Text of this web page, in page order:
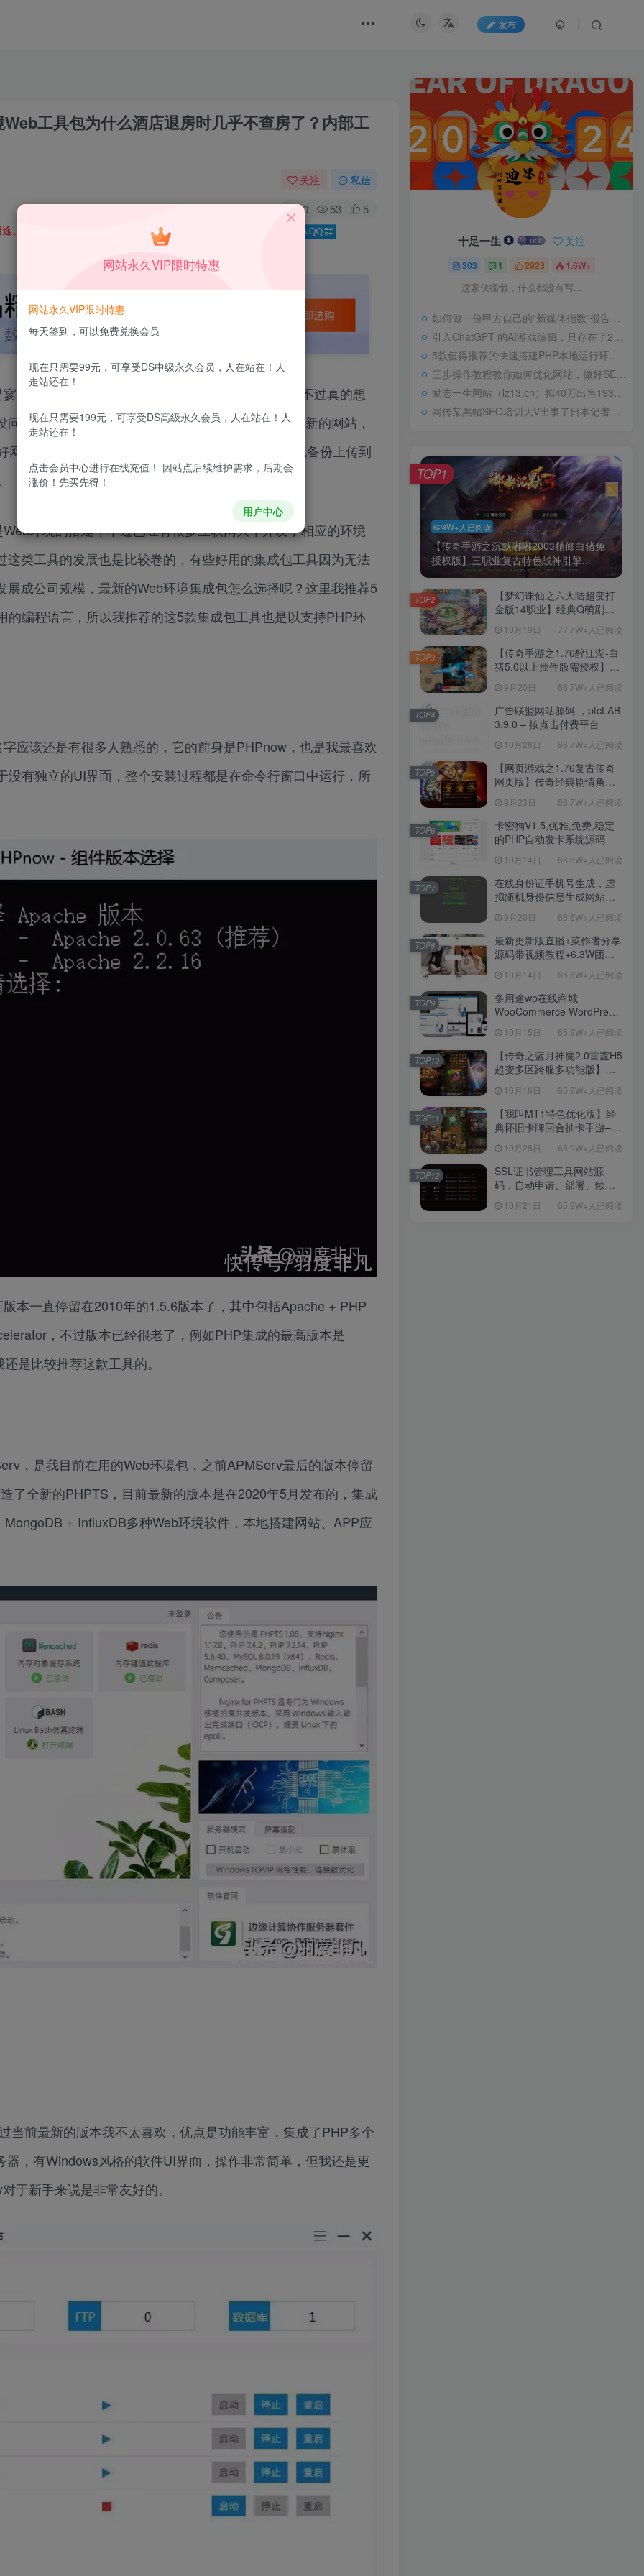
发布
工具包为什么酒店退房时几乎不查房了？内部工
关注 私信
0 53 5
。如有侵权、不妥之处，请第一时间联系我们删除！
寥无几，毕竟云服务器和虚拟主机的价格都在涨，不过真的想
题，而且即便是已经会建网站的话，想要上线一个新的网站，
站程序，然后填充一定的内容以后，再将网站打包备份上传到
环境的搭建，不过已经有很多互联网大牛开发了相应的环境
类工具的发展也是比较卷的，有些好用的集成包工具因为无法
成公司规模，最新的Web环境集成包怎么选择呢？这里我推荐5
编程语言，所以我推荐的这5款集成包工具也是以支持PHP环
应该还是有很多人熟悉的，它的前身是PHPnow，也是我最喜欢
有独立的UI界面，整个安装过程都是在命令行窗口中运行，所
本一直停留在2010年的1.5.6版本了，其中包括Apache + PHP
，不过版本已经很老了，例如PHP集成的最高版本是
是比较推荐这款工具的。
，是我目前在用的Web环境包，之前APMServ最后的版本停留
了全新的PHPTS，目前最新的版本是在2020年5月发布的，集成
+ InfluxDB多种Web环境软件，本地搭建网站、APP应
当前最新的版本我不太喜欢，优点是功能丰富，集成了PHP多个
，有Windows风格的软件UI界面，操作非常简单，但我还是更
于新手来说是非常友好的。
十足一生 关注
303 1 2923 1.6W+
这家伙很懒，什么都没有写...
如何做一份甲方自己的“新媒体指数”报告？试试“3-10模型”又一领土回归中国版图，面积4.7平方千米，五处竖界碑宣告主权
引入ChatGPT 的AI游戏编辑，只存在了24小时高中“0分”试卷火了，阅卷老师气得直跳脚，美术老师却谄媚一笑
5款值得推荐的快速搭建PHP本地运行环境Web工具包天下第一淫棍，设计玷污60位女艺人被判入狱29年，仍飞扬跋扈
三步操作教程教你如何优化网站，做好SEO优化
励志一生网站（lz13.cn）拟40万出售1934年，林徽因在耀州城门外，罕见留影，依旧容颜美丽，身姿轻盈
网传某黑帽SEO培训大V出事了日本记者：北方四岛属于哪国？中方的巧妙回答令对方如芒刺背
624W+人已阅读
【传奇手游之沉默嘟嘟2003精修白猪免
授权版】三职业复古特色战神引擎...
TOP1
【梦幻诛仙之六大陆超变打
金版14职业】经典Q萌剧情
Linux服务端源码视频架设教
程-新版多功能GM网页后台
工具-安卓苹果IOS双端版
本！
10月19日 77.7W+人已阅读
TOP2
【传奇手游之1.76醉江湖-白
猪5.0以上插件版需授权】三
手游-Win服务端源码视频架
设教程-新版GM多功能网页
授权物品后台-九层妖塔-法宠
系统-历练殿堂-尸家重地-GM
直冲网页后台-安卓苹果IOS
双端版本！
9月20日 66.7W+人已阅读
TOP3
广告联盟网站源码 ，ptcLAB
3.9.0 – 按点击付费平台
10月28日 66.7W+人已阅读
TOP4
【网页游戏之1.76复古传奇
网页版】传奇经典剧情角色
Win服务端源码视频架设教
程！
9月23日 66.7W+人已阅读
TOP5
卡密狗V1.5,优雅,免费,稳定
的PHP自动发卡系统源码
10月14日 66.6W+人已阅读
TOP6
在线身份证手机号生成，虚
拟随机身份信息生成网站源
9月20日 66.6W+人已阅读
TOP7
最新更新版直播+菜作者分享
源码带视频教程+6.3W团购
【源码+教程】
10月14日 66.6W+人已阅读
TOP8
多用途wp在线商城
WooCommerce WordPress
10月15日 65.9W+人已阅读
TOP9
【传奇之蓝月神魔2.0雷霆H5
超变多区跨服多功能版】三
理单机一键即玩镜像端-打包
Linux服务端源码-视频架设
教程
10月16日 65.9W+人已阅读
TOP10
【我叫MT1特色优化版】经
典怀旧卡牌回合抽卡手游–打
教程-多功能GM后台工具-网
页注册-安卓版本！
10月28日 65.9W+人已阅读
TOP11
SSL证书管理工具网站源
码，自动申请、部署、续期
10月21日 65.9W+人已阅读
TOP12
网站永久VIP限时特惠
网站永久VIP限时特惠
每天签到，可以免费兑换会员
现在只需要99元，可享受DS中级永久会员，人在站在！人
走站还在！
现在只需要199元，可享受DS高级永久会员，人在站在！人
走站还在！
点击会员中心进行在线充值！ 因站点后续维护需求，后期会
涨价！先买先得！
用户中心